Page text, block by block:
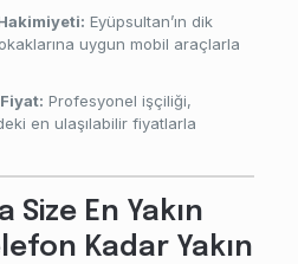
Eyüpsultan’ın dik
uygun mobil araçlarla
Profesyonel işçiliği,
en ulaşılabilir fiyatlarla
Size En Yakın
Kadar Yakın